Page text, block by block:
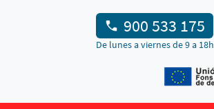
900 533 175
De lunes a viernes de 9 a 18h